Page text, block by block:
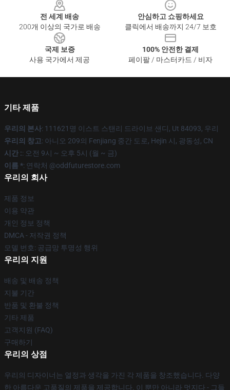
전 세계 배송
200개 이상의 국가로 배송
안심하고 쇼핑하세요
클릭에서 배송까지 24/7 보호
국제 보증
사용 국가에서 제공
100% 안전한 결제
페이팔 / 마스터카드 / 비자
기타 제품
우리의 본사: 111621명 이스트 스탠리 드라이브 샌디, Ut 84093, 우리
우리의 창고: 아니오 209의 Fenjiang 중간 도로, Hejin 시, 광동성, CN
시간 :: 오전 9시 ~ 오후 5시 (월 ~ 금)
이름 *: 연락처 @oddfuturestore.com
우리의 회사
제품 정보
이용 약관
개인 정보 정책
DMCA - 저작권 정책
모델 번호: 공급망 투명성 행위
우리의 지원
배송 및 배송 정책
지불 기간
반품 및 환불 정책
기타 제품
고객지원 (FAQ)
구매하기
우리의 상점
우리의 디자이너는 열정과 생각을 가진 각 제품을 창조했습니다. 다양
한 아름다운 고품질의 제품을 제공합니다. 이 뿐만 아니라 멋지다 - 그들